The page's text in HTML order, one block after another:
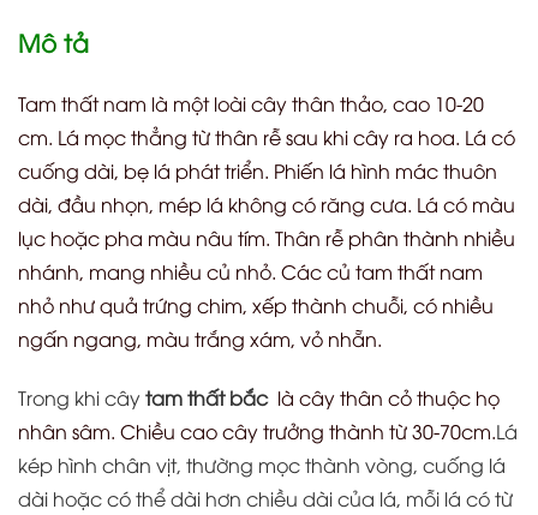
Mô tả
Tam thất nam là một loài cây thân thảo, cao 10-20
cm. Lá mọc thẳng từ thân rễ sau khi cây ra hoa. Lá có
cuống dài, bẹ lá phát triển. Phiến lá hình mác thuôn
dài, đầu nhọn, mép lá không có răng cưa. Lá có màu
lục hoặc pha màu nâu tím. Thân rễ phân thành nhiều
nhánh, mang nhiều củ nhỏ. Các củ tam thất nam
nhỏ như quả trứng chim, xếp thành chuỗi, có nhiều
ngấn ngang, màu trắng xám, vỏ nhẵn.
Trong khi câytam thất bắc là cây thân cỏ thuộc họ
nhân sâm. Chiều cao cây trưởng thành từ 30-70cm.Lá
kép hình chân vịt, thường mọc thành vòng, cuống lá
dài hoặc có thể dài hơn chiều dài của lá, mỗi lá có từ